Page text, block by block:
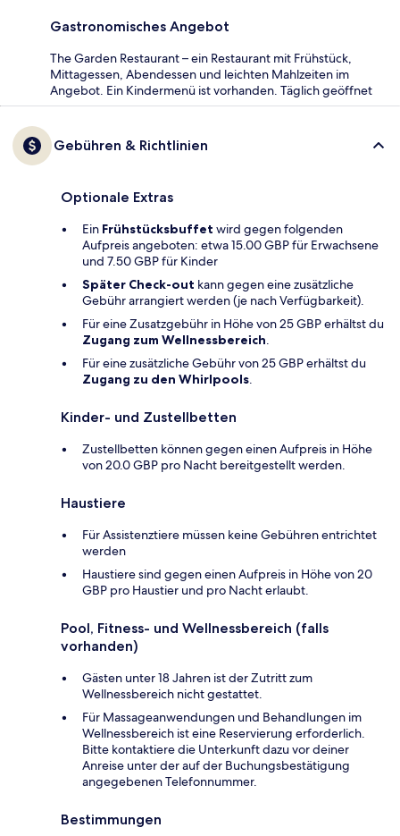
Gastronomisches Angebot
The Garden Restaurant – ein Restaurant mit Frühstück,
Mittagessen, Abendessen und leichten Mahlzeiten im
Angebot. Ein Kindermenü ist vorhanden. Täglich geöffnet
Gebühren & Richtlinien
Optionale Extras
Ein Frühstücksbuffet wird gegen folgenden
Aufpreis angeboten: etwa 15.00 GBP für Erwachsene
und 7.50 GBP für Kinder
Später Check-out kann gegen eine zusätzliche
Gebühr arrangiert werden (je nach Verfügbarkeit).
Für eine Zusatzgebühr in Höhe von 25 GBP erhältst du
Zugang zum Wellnessbereich.
Für eine zusätzliche Gebühr von 25 GBP erhältst du
Zugang zu den Whirlpools.
Kinder- und Zustellbetten
Zustellbetten können gegen einen Aufpreis in Höhe
von 20.0 GBP pro Nacht bereitgestellt werden.
Haustiere
Für Assistenztiere müssen keine Gebühren entrichtet
werden
Haustiere sind gegen einen Aufpreis in Höhe von 20
GBP pro Haustier und pro Nacht erlaubt.
Pool, Fitness- und Wellnessbereich (falls
vorhanden)
Gästen unter 18 Jahren ist der Zutritt zum
Wellnessbereich nicht gestattet.
Für Massageanwendungen und Behandlungen im
Wellnessbereich ist eine Reservierung erforderlich.
Bitte kontaktiere die Unterkunft dazu vor deiner
Anreise unter der auf der Buchungsbestätigung
angegebenen Telefonnummer.
Bestimmungen